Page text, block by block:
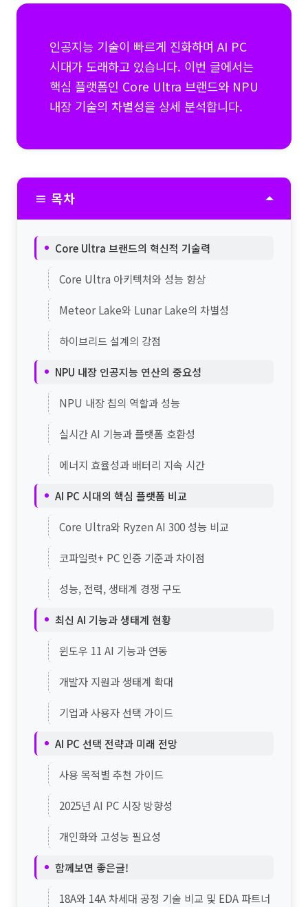
인공지능 기술이 빠르게 진화하며 AI PC
시대가 도래하고 있습니다. 이번 글에서는
핵심 플랫폼인 Core Ultra 브랜드와 NPU
내장 기술의 차별성을 상세 분석합니다.
≡ 목차
Core Ultra 브랜드의 혁신적 기술력
Core Ultra 아키텍처와 성능 향상
Meteor Lake와 Lunar Lake의 차별성
하이브리드 설계의 강점
NPU 내장 인공지능 연산의 중요성
NPU 내장 칩의 역할과 성능
실시간 AI 기능과 플랫폼 호환성
에너지 효율성과 배터리 지속 시간
AI PC 시대의 핵심 플랫폼 비교
Core Ultra와 Ryzen AI 300 성능 비교
코파일럿+ PC 인증 기준과 차이점
성능, 전력, 생태계 경쟁 구도
최신 AI 기능과 생태계 현황
윈도우 11 AI 기능과 연동
개발자 지원과 생태계 확대
기업과 사용자 선택 가이드
AI PC 선택 전략과 미래 전망
사용 목적별 추천 가이드
2025년 AI PC 시장 방향성
개인화와 고성능 필요성
함께보면 좋은글!
18A와 14A 차세대 공정 기술 비교 및 EDA 파트너